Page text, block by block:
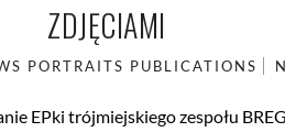
ZDJĘCIAMI
PORTRAITS PUBLICATIONS
EPki trójmiejskiego zespołu